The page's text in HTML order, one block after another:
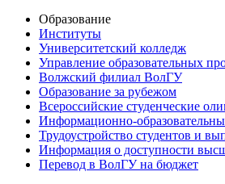
Образование
Институты
Университетский колледж
Управление образовательных
Волжский филиал ВолГУ
Образование за рубежом
Всероссийские студенческие
Информационно-
Трудоустройство студентов и
Информация о доступности
Перевод в ВолГУ на бюджет